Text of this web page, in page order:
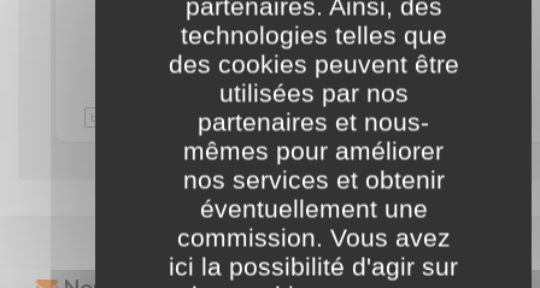
J'en profite
Validité illimitée commentaire
technologies telles que
des cookies peuvent être
utilisées par nos
partenaires et nous-
mêmes pour améliorer
nos services et obtenir
éventuellement une
commission. Vous avez
ici la possibilité d'agir sur